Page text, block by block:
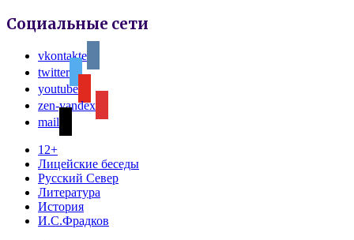
Социальные сети
vkontakte
twitter
youtube
zen-yandex
mail
12+
Лицейские беседы
Русский Север
Литература
История
И.С.Фрадков